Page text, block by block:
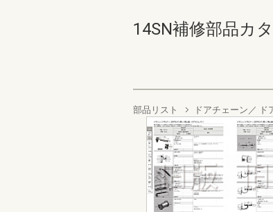
14SN補修部品カ
部品リスト ドアチェーン／